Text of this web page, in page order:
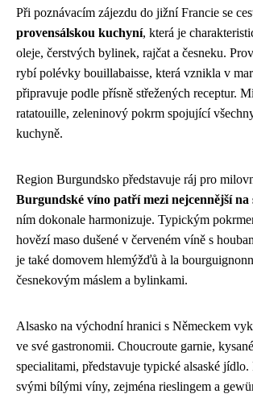
Při poznávacím zájezdu do jižní Francie se
provensálskou kuchyní, která je
oleje, čerstvých bylinek, rajčat a česneku.
rybí polévky bouillabaisse, která vznikla v
připravuje podle přísně střežených receptur.
ratatouille, zeleninový pokrm spojující
kuchyně.
Region Burgundsko představuje ráj pro
Burgundské víno patří mezi nejcennější na
ním dokonale harmonizuje. Typickým
hovězí maso dušené v červeném víně s
je také domovem hlemýžďů à la
česnekovým máslem a bylinkami.
Alsasko na východní hranici s Německem
ve své gastronomii. Choucroute garnie,
specialitami, představuje typické alsaské
svými bílými víny, zejména rieslingem a